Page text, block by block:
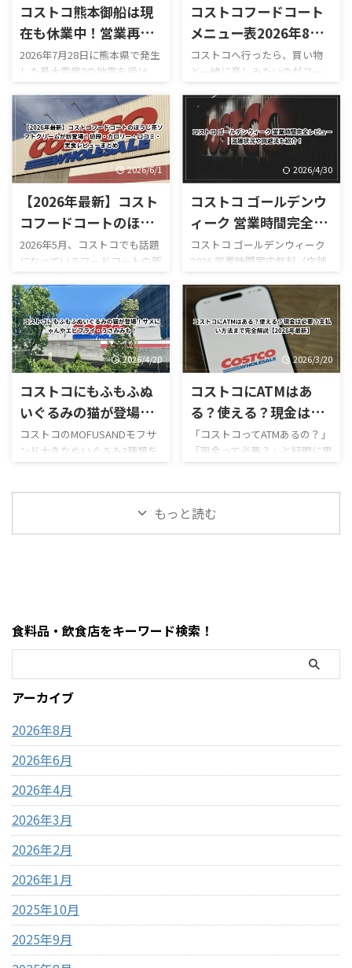
コストコ熊本御船は現
在も休業中！営業再開
はいつ？地震後の店
内・ガスステーション
営業時間まとめ
2026年7月28日に熊本県で発生
した最大震度7の地震を受け、
コストコ熊本御船倉庫店は現
在も臨時休業しています。
「今日コストコ熊本はやって
る？」 「営業再開はいつ？」
「店内はどうなっている？」
「ガソリンだけ入れられ
る？」 「フードコートは使え
る？」 と気になっている人も
多いのではないでしょうか。
点では熊本御船倉庫店の売り
場は営業再開しておらず、再開
日も正式発表されていませ
ん。 一方で、併設するガスス
テーションは7月29日から営業
を再開しており、午前9時～午
後8時で営業し ...
コストコフードコート
メニュー表2026年8月
版！最新価格・新作・
おすすめ52選
コストコへ行ったら、買い物
と一緒に楽しみたいのがフー
ドコートです。 180円のホット
ドッグをはじめ、巨大なピザ
やプルコギベイク、ソフトクリ
ーム、季節限定スムージーな
ど、コストコならではのボリュ
ーム満点メニューが並んでいま
す。 しかも2026年は新作がか
なり豊富。 現在は、 サーモン
ポキロール ボロネーゼポテト
セージカルッツォーネ クロワ
ッサンハム＆チーズ ほうじ茶
ソフトクリーム カンタロープ
メロンスムージー など、以前
にはなかったメニューも登場
しています。2026年8月3日に
2026/6/1
【2026年最新】コスト
コフードコートのほう
じ茶ソフトクリームが
新登場！値段・カロリ
ー・口コミ・実食レビ
ューまとめ
2026年5月、コストコでも話題
になっているフードコートの新
作スイーツ「ほうじ茶ソフト
クリーム」が登場しました！
ほうじ茶好きにはたまらない
和スイーツで、販売開始直後か
らSNSでも話題になっていま
す。 今回は実際に食べた感想
をもとに、 値段 カロリー予想
味の特徴 ミックスとの違い 口
コミ評判 おすすめ度 まで徹底
ている方はぜひ参考にしてく
ださい。 写真付きのレビュー
ださい。
https://hubmedia.co.jp/costc
2026/4/30
コストコ ゴールデンウ
ィーク 営業時間完全レ
ビュー｜混雑状況や回
避法も紹介！
コストコ ゴールデンウィーク
2026 営業時間案内無料（店舗
利用時）／デリバリーは別途
送料ありGW2026-COSTCO-01
GWゴールデンウィーク期間中
のコストコ営業時間と混雑状
況について詳しくはこちら GW
ゴールデンウィーク期間中の
お買い得コストコ割引セール
商品一覧はこちら GWゴールデ
ンウィーク期間中のコストコ
がゴールデンウィークにコス
トコを訪れるのは毎年の楽し
営業時間変更や混雑状況には
いつも気を遣います。特に
2026/4/20
コストコにもふもふぬ
いぐるみの猫が登場！
サメにゃんやエビフラ
イ・うさみみも！
コストコのMOFUSANDモフサ
ンド大きなぬいぐるみ3種類を
徹底解説｜値段・種類・口コ
コのMOFUSANDモフサンド大
きなぬいぐるみ3種類を徹底解
大きなぬいぐるみ。この記事
では、コストコで販売されて
種類、価格、魅力、どんな人
におすすめなのかを、表やリ
く整理しました。購入前 ...
2026/3/20
コストコにATMはあ
る？使える？現金は必
要？支払い方法まで完
全解説【2026年最新】
「コストコってATMあるの？」
「現金って必要？」と疑問に思
ったことはありませんか？ 結
舗で、ATMの設置状況や使い方
も一般のスーパーとは少し違
結論・コストコ店舗内にATMが
ある場合もあるが「必ずある
わけではない」・基本はキャ
ッシュレス（クレジットカー
もっと読む
食料品・飲食店をキーワード検索！
アーカイブ
2026年8月
2026年6月
2026年4月
2026年3月
2026年2月
2026年1月
2025年10月
2025年9月